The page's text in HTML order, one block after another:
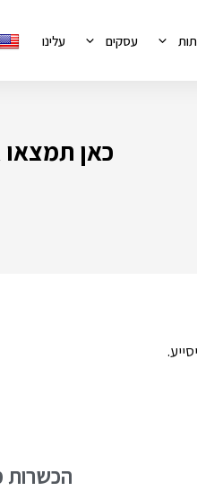
עסקים עלינו
כאן
הכשרות